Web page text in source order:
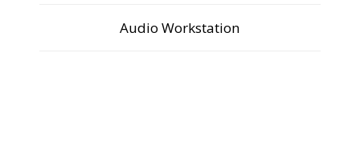
Audio Workstation